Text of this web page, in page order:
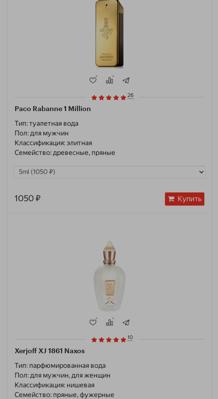
Paco Rabanne 1 Million
26
Тип:туалетная вода
Пол: для мужчин
Классификация:элитная
Семейство: древесные, пряные
1050 ₽ Купить
Xerjoff XJ 1861 Naxos
10
Тип: парфюмированная вода
Пол: для мужчин, для женщин
Классификация: нишевая
Семейство: пряные, фужерные